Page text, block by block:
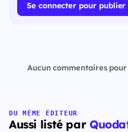
Se connecter pour publier
Aucun commentaires
DU MÊME ÉDITEUR
Aussi listé par